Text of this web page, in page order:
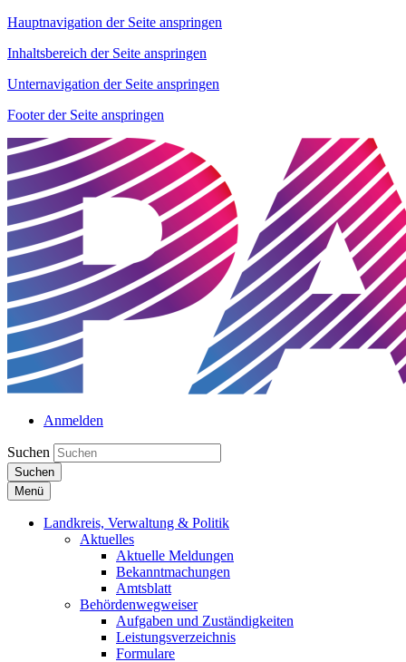
Hauptnavigation der Seite anspringen
Inhaltsbereich der Seite anspringen
Unternavigation der Seite anspringen
Footer der Seite anspringen
Anmelden
Suchen
Suchen
Menü
Landkreis, Verwaltung & Politik
Aktuelles
Aktuelle Meldungen
Bekanntmachungen
Amtsblatt
Behördenwegweiser
Aufgaben und Zuständigkeiten
Leistungsverzeichnis
Formulare